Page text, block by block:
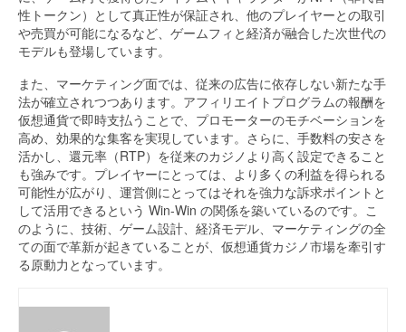
性トークン）として真正性が保証され、他のプレイヤーとの取引
や売買が可能になるなど、ゲームフィと経済が融合した次世代の
モデルも登場しています。
また、マーケティング面では、従来の広告に依存しない新たな手
法が確立されつつあります。アフィリエイトプログラムの報酬を
仮想通貨で即時支払うことで、プロモーターのモチベーションを
高め、効果的な集客を実現しています。さらに、手数料の安さを
活かし、還元率（RTP）を従来のカジノより高く設定できること
も強みです。プレイヤーにとっては、より多くの利益を得られる
可能性が広がり、運営側にとってはそれを強力な訴求ポイントと
して活用できるという Win-Win の関係を築いているのです。こ
のように、技術、ゲーム設計、経済モデル、マーケティングの全
ての面で革新が起きていることが、仮想通貨カジノ市場を牽引す
る原動力となっています。